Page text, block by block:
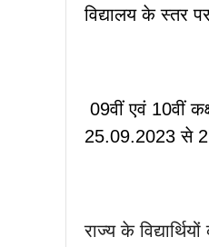
विद्यालय के स्तर
09वीं एवं 10वीं
25.09.2023 से
राज्य के